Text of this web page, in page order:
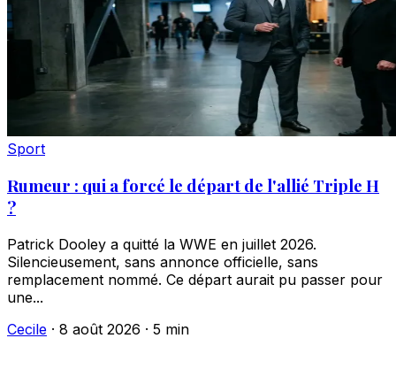
Sport
Rumeur : qui a forcé le départ de l'allié Triple H
?
Patrick Dooley a quitté la WWE en juillet 2026.
Silencieusement, sans annonce officielle, sans
remplacement nommé. Ce départ aurait pu passer pour
une...
Cecile · 8 août 2026 · 5 min